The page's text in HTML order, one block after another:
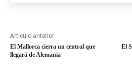
Artículo anterior
El Mallorca cierra un central que
llegará de Alemania
El